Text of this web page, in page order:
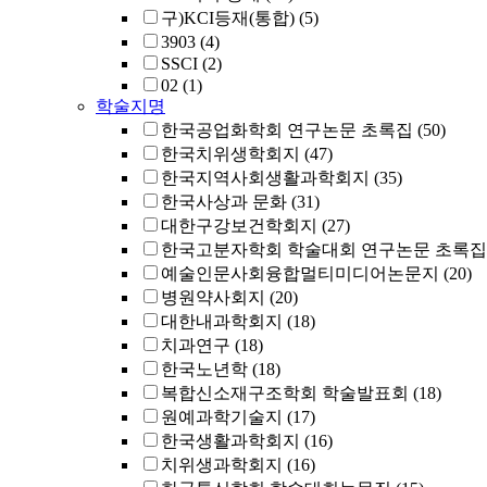
구)KCI등재(통합) (5)
3903 (4)
SSCI (2)
02 (1)
학술지명
한국공업화학회 연구논문 초록집 (50)
한국치위생학회지 (47)
한국지역사회생활과학회지 (35)
한국사상과 문화 (31)
대한구강보건학회지 (27)
한국고분자학회 학술대회 연구논문 초록집
예술인문사회융합멀티미디어논문지 (20)
병원약사회지 (20)
대한내과학회지 (18)
치과연구 (18)
한국노년학 (18)
복합신소재구조학회 학술발표회 (18)
원예과학기술지 (17)
한국생활과학회지 (16)
치위생과학회지 (16)